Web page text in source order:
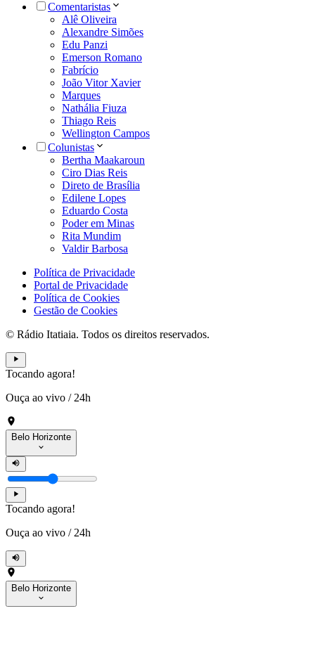
Comentaristas
Alê Oliveira
Alexandre Simões
Edu Panzi
Emerson Romano
Fabrício
João Vitor Xavier
Marques
Nathália Fiuza
Thiago Reis
Wellington Campos
Colunistas
Bertha Maakaroun
Ciro Dias Reis
Direto de Brasília
Edilene Lopes
Eduardo Costa
Poder em Minas
Rita Mundim
Valdir Barbosa
Política de Privacidade
Portal de Privacidade
Política de Cookies
Gestão de Cookies
© Rádio Itatiaia. Todos os direitos reservados.
Tocando agora!
Ouça ao vivo /24h
Belo Horizonte
Tocando agora!
Ouça ao vivo / 24h
Belo Horizonte